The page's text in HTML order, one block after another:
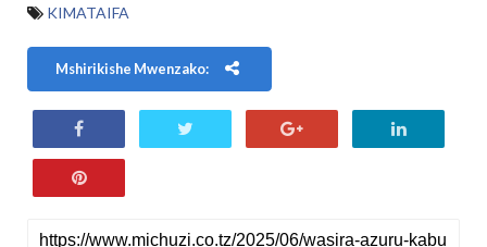
KIMATAIFA
Mshirikishe Mwenzako: